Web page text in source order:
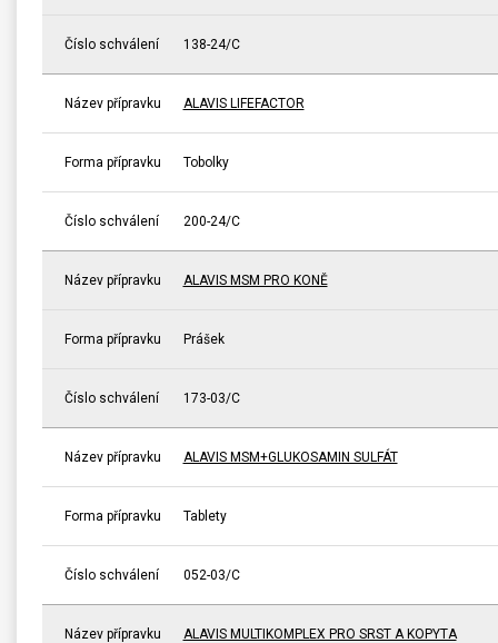
Číslo schválení 138-24/C
Název přípravku ALAVIS LIFEFACTOR
Forma přípravku Tobolky
Číslo schválení 200-24/C
Název přípravku ALAVIS MSM PRO KONĚ
Forma přípravku Prášek
Číslo schválení 173-03/C
Název přípravku ALAVIS MSM+GLUKOSAMIN SULFÁT
Forma přípravku Tablety
Číslo schválení 052-03/C
Název přípravku ALAVIS MULTIKOMPLEX PRO SRST A KOPYTA